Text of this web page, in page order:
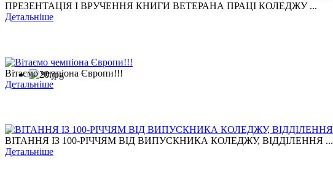
ПРЕЗЕНТАЦІЯ І ВРУЧЕННЯ КНИГИ ВЕТЕРАНА ПРАЦІ КОЛЕДЖУ ...
Детальніше
Вітаємо чемпіона Європи!!!
Детальніше
ВІТАННЯ ІЗ 100-РІЧЧЯМ ВІД ВИПУСКНИКА КОЛЕДЖУ, ВІДДІЛЕННЯ ...
Детальніше